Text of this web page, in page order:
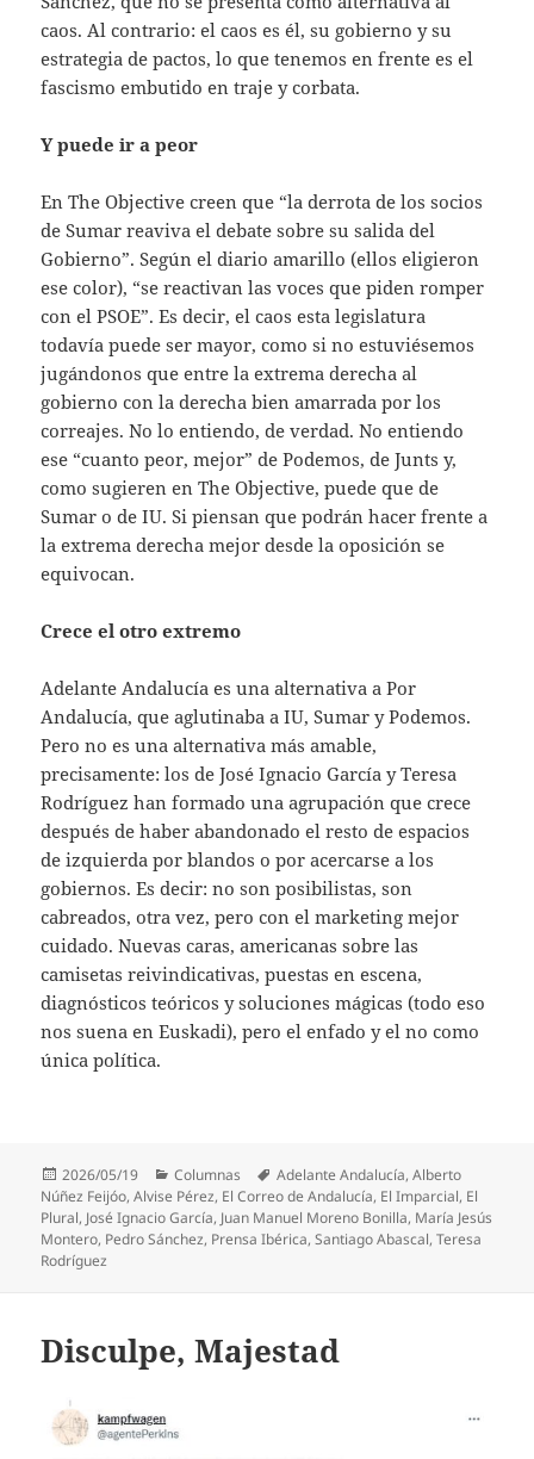
caos. Al contrario: el caos es él, su gobierno y su
estrategia de pactos, lo que tenemos en frente es el
fascismo embutido en traje y corbata.
Y puede ir a peor
En The Objective creen que “la derrota de los socios
de Sumar reaviva el debate sobre su salida del
Gobierno”. Según el diario amarillo (ellos eligieron
ese color), “se reactivan las voces que piden romper
con el PSOE”. Es decir, el caos esta legislatura
todavía puede ser mayor, como si no estuviésemos
jugándonos que entre la extrema derecha al
gobierno con la derecha bien amarrada por los
correajes. No lo entiendo, de verdad. No entiendo
ese “cuanto peor, mejor” de Podemos, de Junts y,
como sugieren en The Objective, puede que de
Sumar o de IU. Si piensan que podrán hacer frente a
la extrema derecha mejor desde la oposición se
equivocan.
Crece el otro extremo
Adelante Andalucía es una alternativa a Por
Andalucía, que aglutinaba a IU, Sumar y Podemos.
Pero no es una alternativa más amable,
precisamente: los de José Ignacio García y Teresa
Rodríguez han formado una agrupación que crece
después de haber abandonado el resto de espacios
de izquierda por blandos o por acercarse a los
gobiernos. Es decir: no son posibilistas, son
cabreados, otra vez, pero con el marketing mejor
cuidado. Nuevas caras, americanas sobre las
camisetas reivindicativas, puestas en escena,
diagnósticos teóricos y soluciones mágicas (todo eso
nos suena en Euskadi), pero el enfado y el no como
única política.
Publicado
el
2026/05/19 Categorías
Columnas Etiquetas
Adelante Andalucía,Alberto
Núñez Feijóo,Alvise Pérez, El Correo de Andalucía, El Imparcial, El
Plural, José Ignacio García, Juan Manuel Moreno Bonilla, María Jesús
Montero, Pedro Sánchez, Prensa Ibérica,Santiago Abascal,Teresa
Rodríguez
Disculpe, Majestad